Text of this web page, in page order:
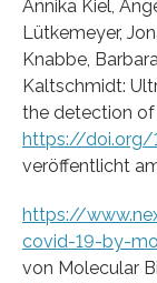
Annika Kiel,
Lütkemeyer,
Knabbe,
Kaltschmidt:
the detection of
https://doi.org/
veröffentlicht
https://
covid-19-by-
von Molecular